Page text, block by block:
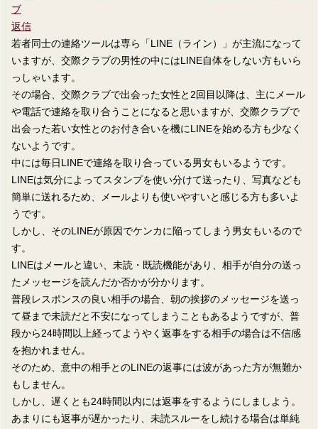
ブ
返信
若者同士の連絡ツールは専ら「LINE（ライン）」が主流になって
いますが、交際クラブの男性の中にはLINE自体をしない方もいら
っしゃいます。
その場合、交際クラブで出会った女性と2回目以降は、主にメール
や電話で連絡を取り合うことになると思いますが、交際クラブで
出会った若い女性とのお付き合いを機にLINEを始める方も少なく
ないようです。
中には毎日LINEで連絡を取り合っている男女もいるようです。
LINEは気分によってスタンプを使い分けて送ったり、写真なども
簡単に送れるため、メールよりも使いやすいと感じる方も多いよ
うです。
しかし、そのLINEが原因でケンカに陥ってしまう男女もいるので
す。
LINEはメールと違い、未読・既読機能があり、相手が自分の送っ
たメッセージを読んだか否かが分かります。
普段レスポンスの良い相手の場合、朝の挨拶のメッセージを送っ
て昼まで未読だと不安になってしまうこともあるようですが、普
段から24時間以上経ってようやく返事をする相手の場合は不信感
を抱かれません。
そのため、意中の相手とのLINEの返事には波があった方が無難か
もしません。
しかし、遅くとも24時間以内には返事をするようにしましよう。
あまりにも返事が遅かったり、未読スルーをし続ける場合は単純